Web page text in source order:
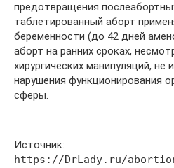
предотвращения
таблетированный аборт
беременности (до 42 дней
аборт на ранних сроках,
хирургических манипуляций, не
нарушения функционирования
сферы.
Источник:
https://DrLady.ru/